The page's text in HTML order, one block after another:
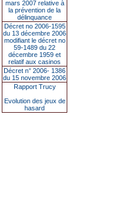
mars 2007 relative à
la prévention de la
délinquance
Décret no 2006-1595
du 13 décembre 2006
modifiant le décret no
59-1489 du 22
décembre 1959 et
relatif aux casinos
Décret n° 2006- 1386
du 15 novembre 2006
Rapport Trucy
Evolution des jeux de
hasard